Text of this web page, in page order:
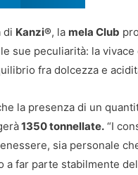
di Kanzi®, la mela Club
sue peculiarità: la
fra dolcezza e
la presenza di un
1350 tonnellate. “I
sia personale
far parte stabilmente